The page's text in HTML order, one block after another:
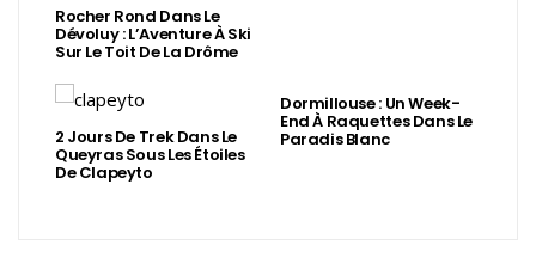
Rocher Rond Dans Le
Dévoluy : L’Aventure À Ski
Sur Le Toit De La Drôme
2 Jours De Trek Dans Le
Queyras Sous Les Étoiles
De Clapeyto
Dormillouse : Un Week-
End À Raquettes Dans Le
Paradis Blanc